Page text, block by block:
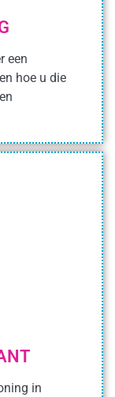
een
hoe u die
in